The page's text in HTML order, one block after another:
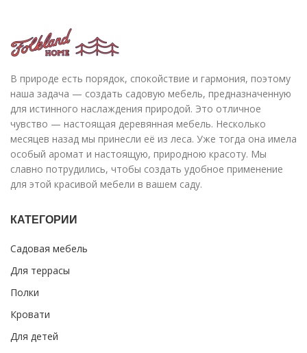
В природе есть порядок, спокойствие и гармония, поэтому
наша задача — создать садовую мебель, предназначенную
для истинного наслаждения природой. Это отличное
чувство — настоящая деревянная мебель. Несколько
месяцев назад мы принесли её из леса. Уже тогда она имела
особый аромат и настоящую, природною красоту. Мы
славно потрудились, чтобы создать удобное применение
для этой красивой мебели в вашем саду.
КАТЕГОРИИ
Садовая мебель
Для террасы
Полки
Кровати
Для детей